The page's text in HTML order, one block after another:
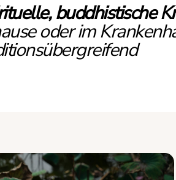
buddhistische
oder im